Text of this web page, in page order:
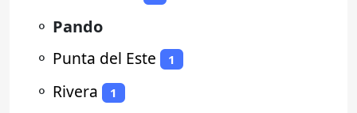
⚬ Pando
⚬ Punta del Este 1
⚬ Rivera 1